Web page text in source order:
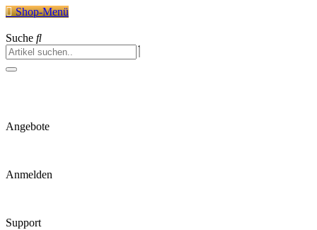
Shop-Menü
Suche
Angebote
Anmelden
Support